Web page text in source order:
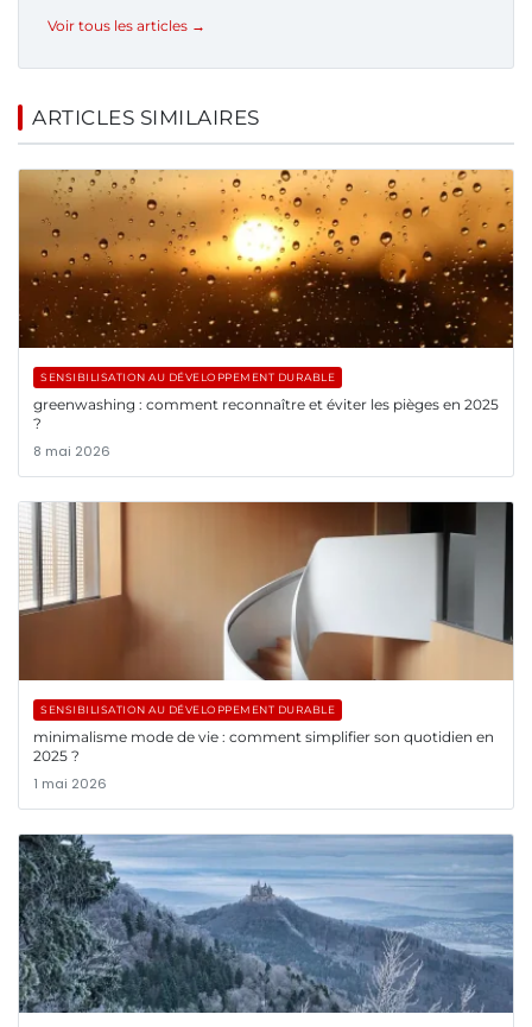
Voir tous les articles →
ARTICLES SIMILAIRES
SENSIBILISATION AU DÉVELOPPEMENT DURABLE
greenwashing : comment reconnaître et éviter les pièges en 2025
?
8 mai 2026
SENSIBILISATION AU DÉVELOPPEMENT DURABLE
minimalisme mode de vie : comment simplifier son quotidien en
2025 ?
1 mai 2026